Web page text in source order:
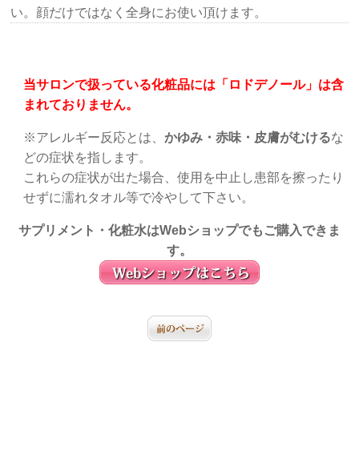
い。顔だけではなく全身にお使い頂けます。
当サロンで扱っている化粧品には「ロドデノール」は含
まれておりません。
※アレルギー反応とは、かゆみ・赤味・皮膚がむけるな
どの症状を指します。
これらの症状が出た場合、使用を中止し患部を擦ったり
せずに濡れタオル等で冷やして下さい。
サプリメント・化粧水はWebショップでもご購入できま
す。